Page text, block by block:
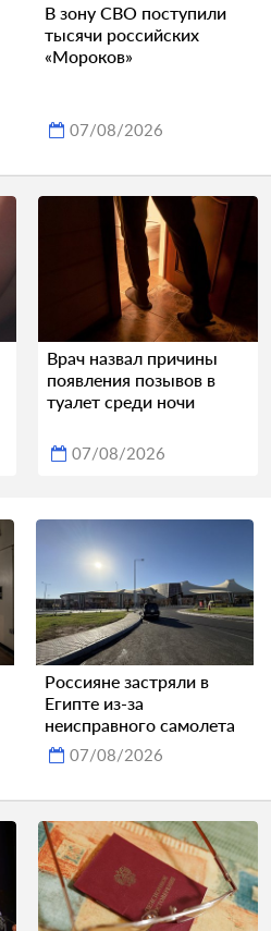
В зону СВО поступили
тысячи российских
«Мороков»
07/08/2026
Врач назвал причины
появления позывов в
туалет среди ночи
07/08/2026
Россияне застряли в
Египте из-за
неисправного самолета
07/08/2026